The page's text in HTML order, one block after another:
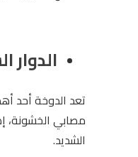
الدوار
تعد الدوخة أحد
مصابي الخشونة،
الشديد.